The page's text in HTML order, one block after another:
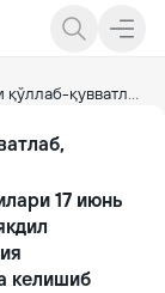
босимни кучайтиради
17 июнь
келишиб